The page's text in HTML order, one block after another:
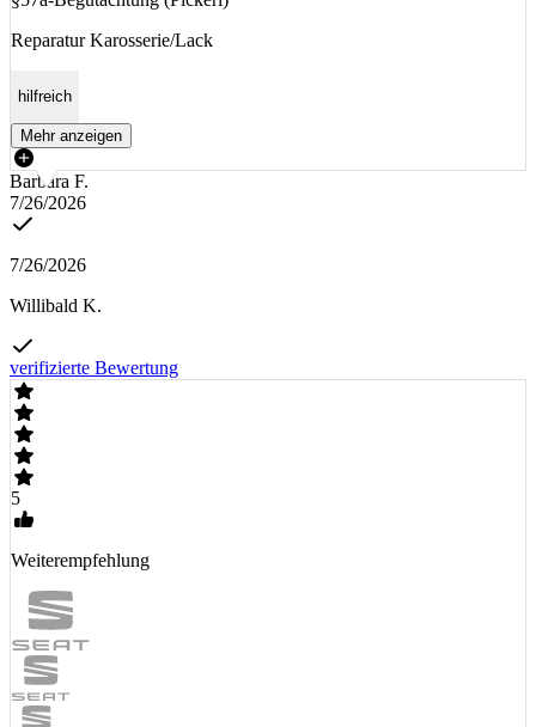
Reparatur Karosserie/Lack
hilfreich
Mehr anzeigen
Barbara F.
7/26/2026
7/26/2026
Willibald K.
verifizierte Bewertung
5
Weiterempfehlung